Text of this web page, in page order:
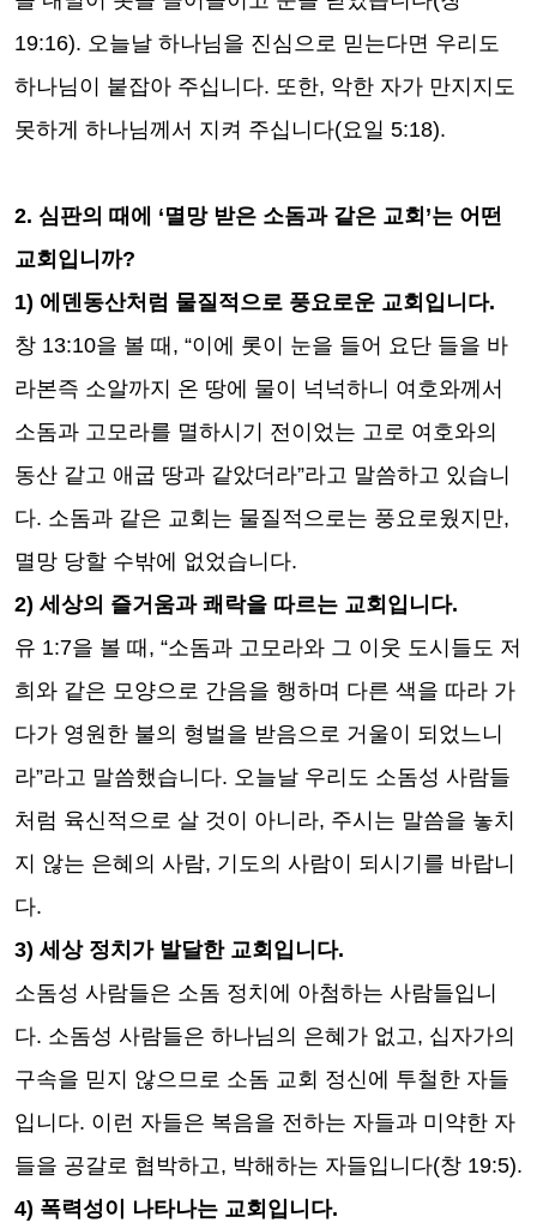
19:16). 오늘날 하나님을 진심으로 믿는다면 우리도
하나님이 붙잡아 주십니다. 또한, 악한 자가 만지지도
못하게 하나님께서 지켜 주십니다(요일 5:18).
2. 심판의 때에 ‘멸망 받은 소돔과 같은 교회 ’는 어떤
교회입니까?
1) 에덴동산처럼 물질적으로 풍요로운 교회입니다.
창 13:10을 볼 때 , “이에 롯이 눈을 들어 요단 들을 바
라본즉 소알까지 온 땅에 물이 넉넉하니 여호와께서
소돔과 고모라를 멸하시기 전이었는 고로 여호와의
동산 같고 애굽 땅과 같았더라”라고 말씀하고 있습니
다. 소돔과 같은 교회는 물질적으로는 풍요로웠지만,
멸망 당할 수밖에 없었습니다.
2) 세상의 즐거움과 쾌락을 따르는 교회입니다.
유 1:7을 볼 때 , “소돔과 고모라와 그 이웃 도시들도 저
희와 같은 모양으로 간음을 행하며 다른 색을 따라 가
다가 영원한 불의 형벌을 받음으로 거울이 되었느니
라”라고 말씀했습니다. 오늘날 우리도 소돔성 사람들
처럼 육신적으로 살 것이 아니라, 주시는 말씀을 놓치
지 않는 은혜의 사람, 기도의 사람이 되시기를 바랍니
다.
3) 세상 정치가 발달한 교회입니다.
소돔성 사람들은 소돔 정치에 아첨하는 사람들입니
다. 소돔성 사람들은 하나님의 은혜가 없고, 십자가의
구속을 믿지 않으므로 소돔 교회 정신에 투철한 자들
입니다. 이런 자들은 복음을 전하는 자들과 미약한 자
들을 공갈로 협박하고, 박해하는 자들입니다(창 19:5).
4) 폭력성이 나타나는 교회입니다.